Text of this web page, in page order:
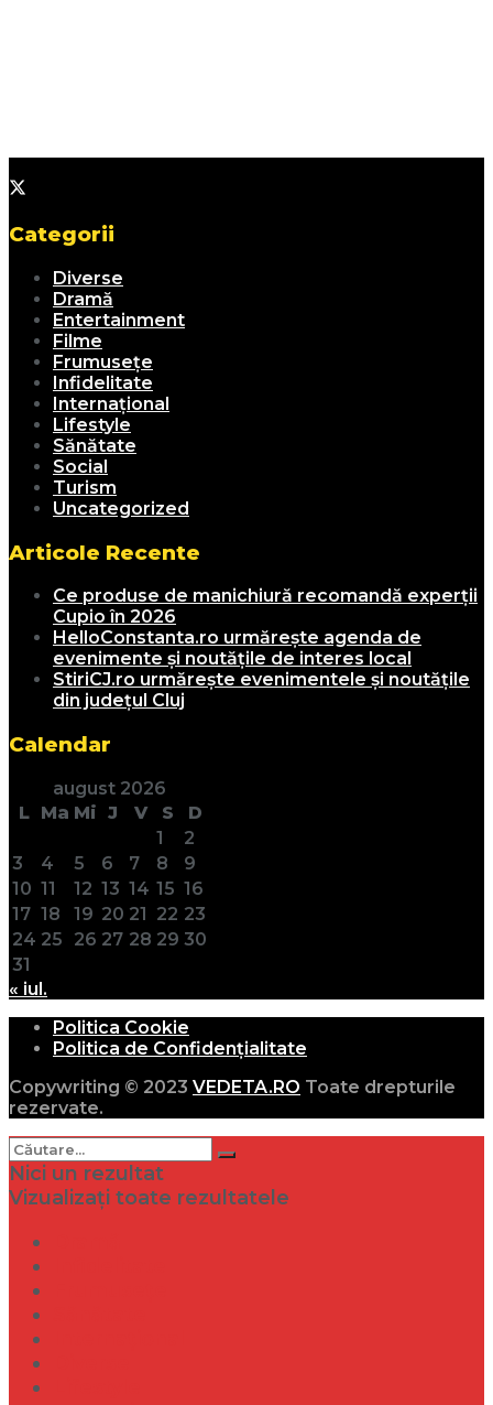
Categorii
Diverse
Dramă
Entertainment
Filme
Frumusețe
Infidelitate
Internațional
Lifestyle
Sănătate
Social
Turism
Uncategorized
Articole Recente
Ce produse de manichiură recomandă experții
Cupio în 2026
HelloConstanta.ro urmărește agenda de
evenimente și noutățile de interes local
StiriCJ.ro urmărește evenimentele și noutățile
din județul Cluj
Calendar
august 2026
L Ma Mi J V S
D
1
2
3
4 5 6 7 8
9
10 11 12 13 14 15 16
17 18 19 20 21 22 23
24 25 26 27 28 29 30
31
« iul.
Politica Cookie
Politica de Confidențialitate
Copywriting © 2023 VEDETA.RO Toate drepturile
rezervate.
Nici un rezultat
Vizualizați toate rezultatele